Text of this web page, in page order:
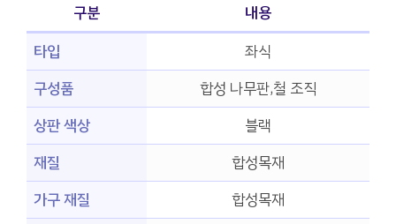
구분
내용
타입
좌식
구성품
합성 나무판,철 조직
상판 색상
블랙
재질
합성목재
가구 재질
합성목재